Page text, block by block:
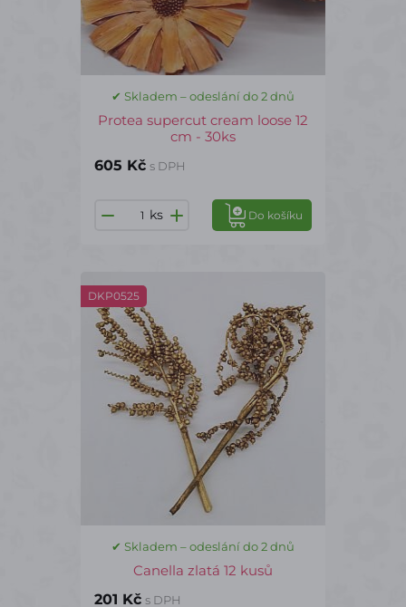
✔ Skladem – odeslání do 2 dnů
Protea supercut cream loose 12
cm - 30ks
605 Kč s DPH
ks Do košíku
DKP0525
✔ Skladem – odeslání do 2 dnů
Canella zlatá 12 kusů
201 Kč s DPH